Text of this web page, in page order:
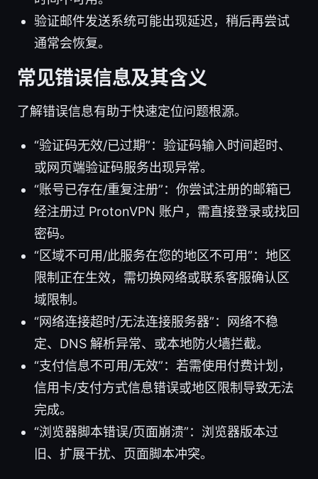
验证邮件发送系统可能出现延迟，稍后再尝试
通常会恢复。
常见错误信息及其含义
了解错误信息有助于快速定位问题根源。
“验证码无效/已过期”：验证码输入时间超时、
或网页端验证码服务出现异常。
“账号已存在/重复注册”：你尝试注册的邮箱已
经注册过 ProtonVPN 账户，需直接登录或找回
密码。
“区域不可用/此服务在您的地区不可用”：地区
限制正在生效，需切换网络或联系客服确认区
域限制。
“网络连接超时/无法连接服务器”：网络不稳
定、DNS 解析异常、或本地防火墙拦截。
“支付信息不可用/无效”：若需使用付费计划，
信用卡/支付方式信息错误或地区限制导致无法
完成。
“浏览器脚本错误/页面崩溃”：浏览器版本过
旧、扩展干扰、页面脚本冲突。